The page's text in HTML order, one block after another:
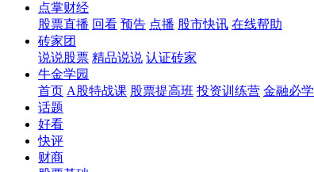
点掌财经
股票直播 回看 预告 点播 股市快讯 在线帮助
砖家团
说说股票 精品说说 认证砖家
牛金学园
首页 A股特战课 股票提高班 投资训练营 金融必学
话题
好看
快评
财商